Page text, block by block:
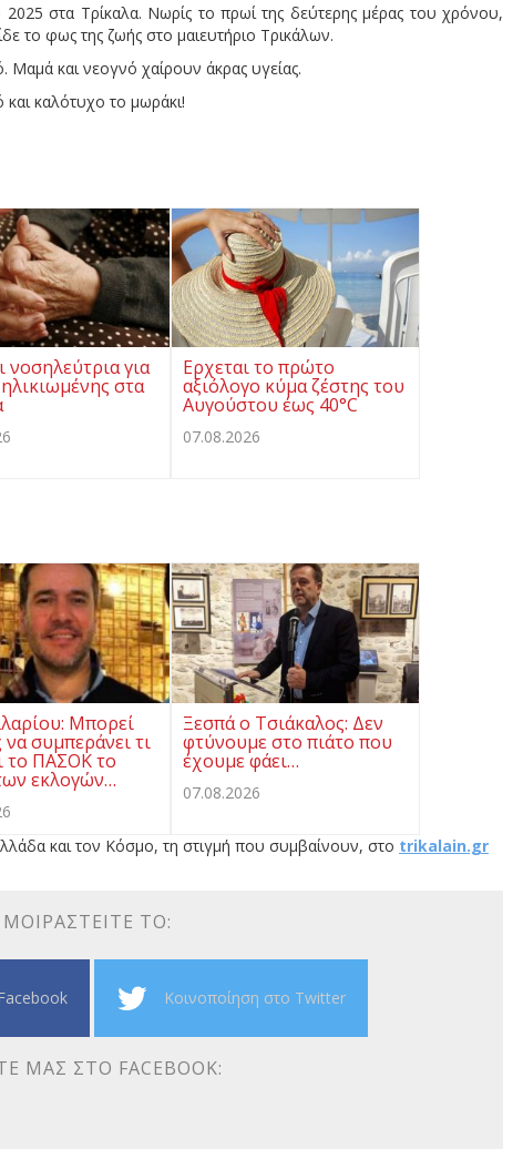
στα Τρίκαλα. Νωρίς το πρωί της δεύτερης μέρας του χρόνου,
το φως της ζωής στο μαιευτήριο Τρικάλων.
και νεογνό χαίρουν άκρας υγείας.
και καλότυχο το μωράκι!
νοσηλεύτρια για
στα
Ερχεται το πρώτο
αξιόλογο κύμα ζέστης του
Αυγούστου έως 40°C
07.08.2026
Μπορεί
να συμπεράνει τι
το ΠΑΣΟΚ το
εκλογών…
Ξεσπά ο Τσιάκαλος: Δεν
φτύνουμε στο πιάτο που
έχουμε φάει…
07.08.2026
και τον Κόσμο, τη στιγμή που συμβαίνουν, στο trikalain.gr
ΜΟΙΡΑΣΤΕΊΤΕ ΤΟ:
Κοινοποίηση στο Twitter
ΜΑΣ ΣΤΟ FACEBOOK: